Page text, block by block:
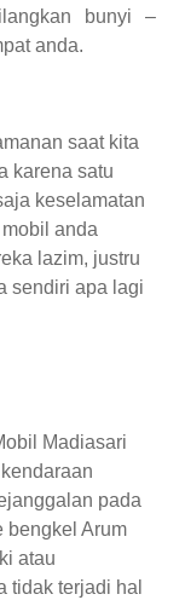
bunyi –
anda.
saat kita
karena satu
keselamatan
anda
lazim, justru
sendiri apa lagi
Madiasari
pada
bengkel Arum
atau
tidak terjadi hal